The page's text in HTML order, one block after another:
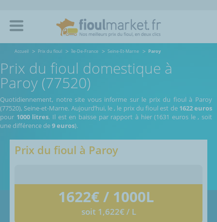
Accueil Prix du fioul île-De-France Seine-Et-Marne Paroy
Prix du fioul domestique à
Paroy (77520)
Quotidiennement, notre site vous informe sur le prix du fioul à Paroy
(77520), Seine-et-Marne. Aujourd’hui, le , le prix du fioul est de 1622 euros
pour 1000 litres. Il est en baisse par rapport à hier (1631 euros le, soit
une différence de9 euros).
Prix du fioul à Paroy
1622€ / 1000L
soit 1,622€ / L